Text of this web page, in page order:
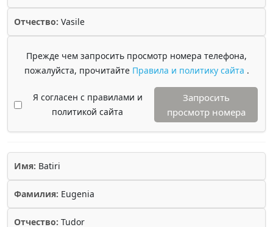
Отчество: Vasile
Прежде чем запросить просмотр номера телефона,
пожалуйста, прочитайте Правила и политику сайта .
Я согласен с правилами и
политикой сайта
Запросить
просмотр номера
Имя: Batiri
Фамилия: Eugenia
Отчество: Tudor